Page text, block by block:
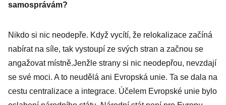
samosprávám?
Nikdo si nic neodepře. Když vycítí, že relokalizace začíná
nabírat na síle, tak vystoupí ze svých stran a začnou se
angažovat místně.Jenžle strany si nic neodepřou, nevzdají
se své moci. A to neudělá ani Evropská unie. Ta se dala na
cestu centralizace a integrace. Účelem Evropské unie bylo